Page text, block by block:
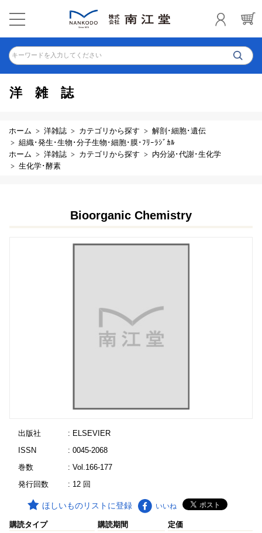
キーワードを入力してください
洋雑誌
ホーム 洋雑誌 カテゴリから探す
解剖･細胞･遺伝
組織･発生･生物･分子生物･細胞･膜･ﾌﾘｰﾗｼﾞｶﾙ
ホーム
洋雑誌 カテゴリから探す
内分泌･代謝･生化学
生化学･酵素
Bioorganic Chemistry
出版社
: ELSEVIER
ISSN
: 0045-2068
巻数
: Vol.166-177
発行回数
: 12 回
ほしいものリストに登録 いいね
購読タイプ 購読期間 定価